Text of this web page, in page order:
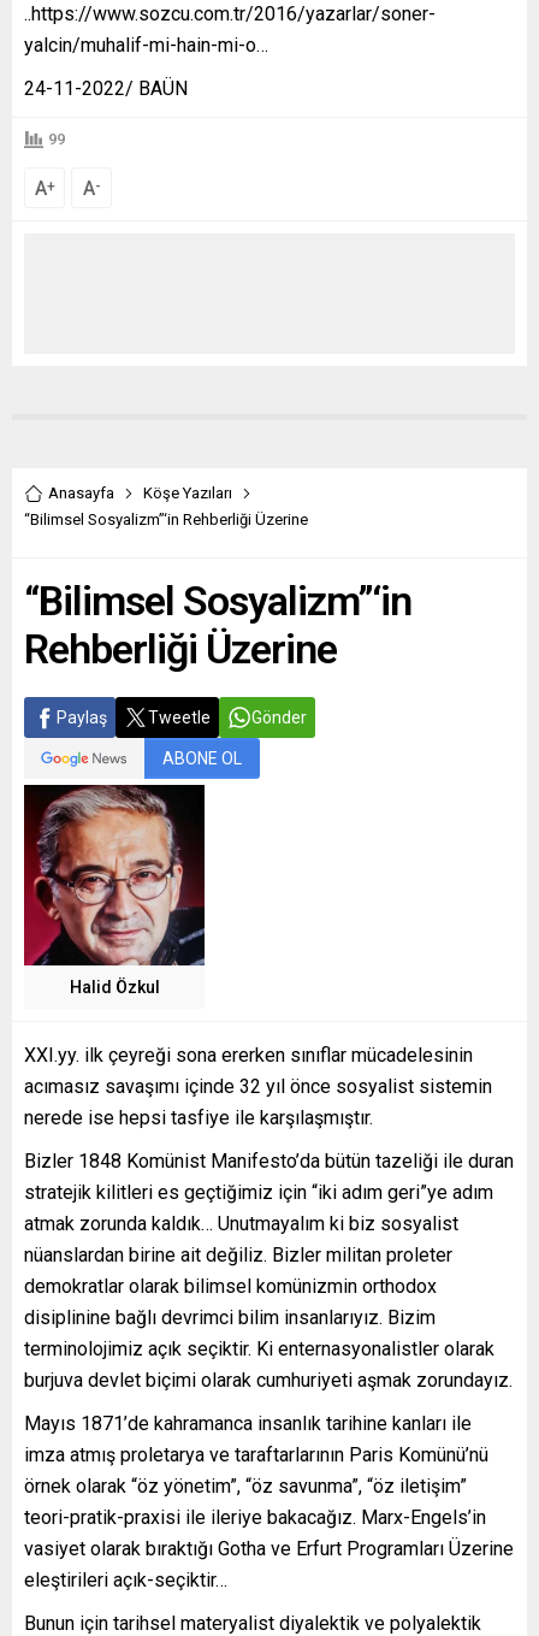
..https://www.sozcu.com.tr/2016/yazarlar/soner-
yalcin/muhalif-mi-hain-mi-o…
24-11-2022/ BAÜN
99
A+ A-
Anasayfa
Köşe Yazıları
“Bilimsel Sosyalizm”‘in Rehberliği Üzerine
“Bilimsel Sosyalizm”‘in
Rehberliği Üzerine
Paylaş Tweetle Gönder
ABONE OL
Halid Özkul
XXI.yy. ilk çeyreği sona ererken sınıflar mücadelesinin
acımasız savaşımı içinde 32 yıl önce sosyalist sistemin
nerede ise hepsi tasfiye ile karşılaşmıştır.
Bizler 1848 Komünist Manifesto’da bütün tazeliği ile duran
stratejik kilitleri es geçtiğimiz için “iki adım geri”ye adım
atmak zorunda kaldık… Unutmayalım ki biz sosyalist
nüanslardan birine ait değiliz. Bizler militan proleter
demokratlar olarak bilimsel komünizmin orthodox
disiplinine bağlı devrimci bilim insanlarıyız. Bizim
terminolojimiz açık seçiktir. Ki enternasyonalistler olarak
burjuva devlet biçimi olarak cumhuriyeti aşmak zorundayız.
Mayıs 1871’de kahramanca insanlık tarihine kanları ile
imza atmış proletarya ve taraftarlarının Paris Komünü’nü
örnek olarak “öz yönetim”, “öz savunma”, “öz iletişim”
teori-pratik-praxisi ile ileriye bakacağız. Marx-Engels’in
vasiyet olarak bıraktığı Gotha ve Erfurt Programları Üzerine
eleştirileri açık-seçiktir…
Bunun için tarihsel materyalist diyalektik ve polyalektik